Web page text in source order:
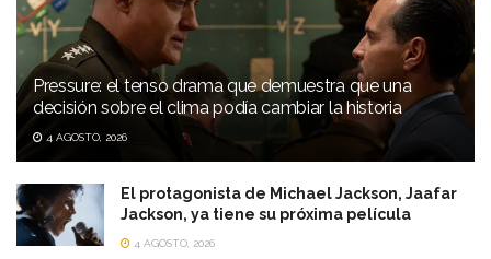
Pressure: el tenso drama que demuestra que una
decisión sobre el clima podía cambiar la historia
4 AGOSTO, 2026
El protagonista de Michael Jackson, Jaafar
Jackson, ya tiene su próxima película
4 AGOSTO, 2026